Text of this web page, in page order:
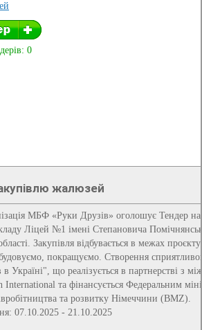
0
Тендер на закупівлю жалюзей
МБФ «Руки Друзів» оголошує Тендер
Ліцей №1 імені Степановича
Закупівля відбувається в межах
покращуємо. Створення
в Україні", що реалізується в партнерстві з
International та фінансується Федеральним
та розвитку Німеччини (BMZ).
07.10.2025 - 21.10.2025